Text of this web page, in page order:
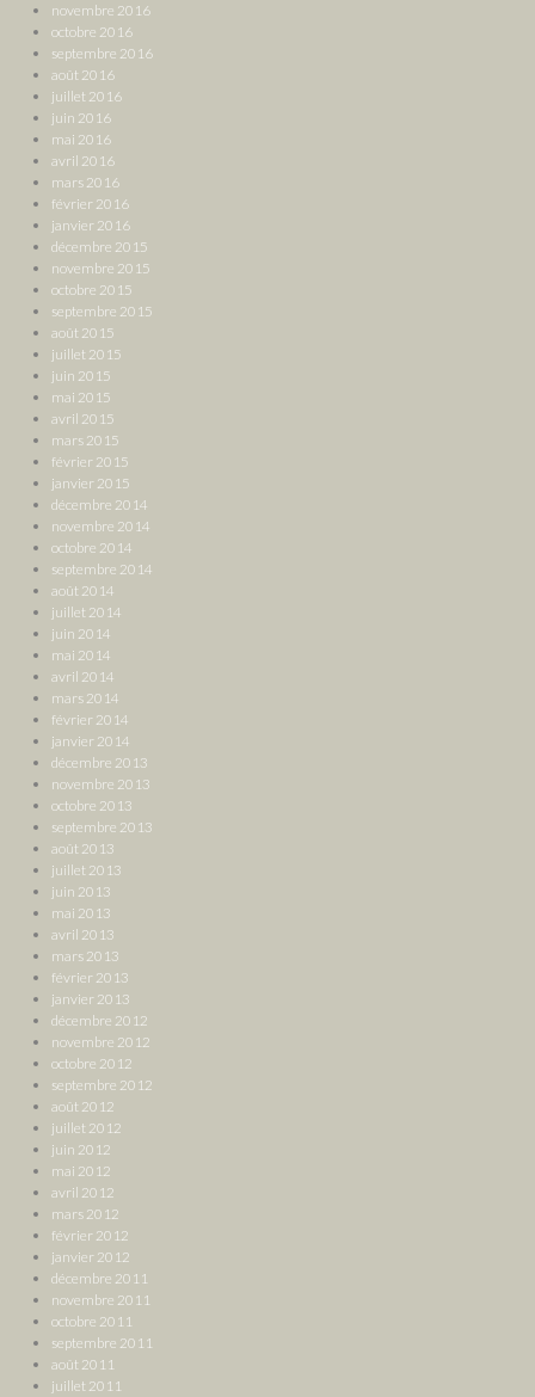
novembre 2016
octobre 2016
septembre 2016
août 2016
juillet 2016
juin 2016
mai 2016
avril 2016
mars 2016
février 2016
janvier 2016
décembre 2015
novembre 2015
octobre 2015
septembre 2015
août 2015
juillet 2015
juin 2015
mai 2015
avril 2015
mars 2015
février 2015
janvier 2015
décembre 2014
novembre 2014
octobre 2014
septembre 2014
août 2014
juillet 2014
juin 2014
mai 2014
avril 2014
mars 2014
février 2014
janvier 2014
décembre 2013
novembre 2013
octobre 2013
septembre 2013
août 2013
juillet 2013
juin 2013
mai 2013
avril 2013
mars 2013
février 2013
janvier 2013
décembre 2012
novembre 2012
octobre 2012
septembre 2012
août 2012
juillet 2012
juin 2012
mai 2012
avril 2012
mars 2012
février 2012
janvier 2012
décembre 2011
novembre 2011
octobre 2011
septembre 2011
août 2011
juillet 2011